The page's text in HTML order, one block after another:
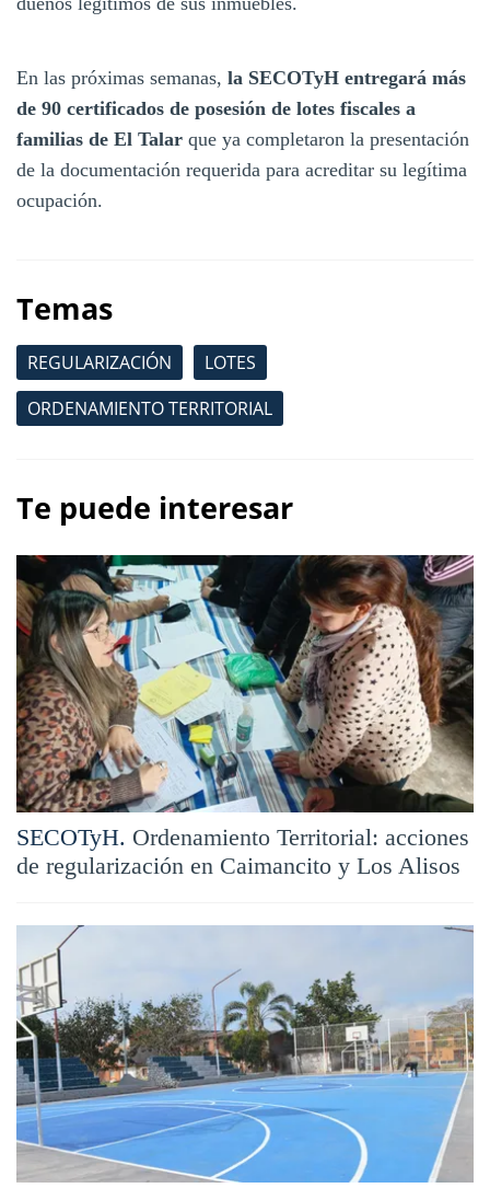
En las próximas semanas, la SECOTyH entregará más
de 90 certificados de posesión de lotes fiscales a
familias de El Talar que ya completaron la presentación
de la documentación requerida para acreditar su legítima
ocupación.
Temas
REGULARIZACIÓN
LOTES
ORDENAMIENTO TERRITORIAL
Te puede interesar
SECOTyH. Ordenamiento Territorial: acciones
de regularización en Caimancito y Los Alisos